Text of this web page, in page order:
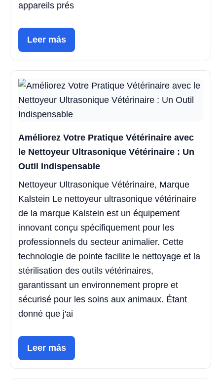
appareils prés
Leer más
Améliorez Votre Pratique Vétérinaire avec
le Nettoyeur Ultrasonique Vétérinaire : Un
Outil Indispensable
Nettoyeur Ultrasonique Vétérinaire, Marque
Kalstein Le nettoyeur ultrasonique vétérinaire
de la marque Kalstein est un équipement
innovant conçu spécifiquement pour les
professionnels du secteur animalier. Cette
technologie de pointe facilite le nettoyage et la
stérilisation des outils vétérinaires,
garantissant un environnement propre et
sécurisé pour les soins aux animaux. Étant
donné que j'ai
Leer más